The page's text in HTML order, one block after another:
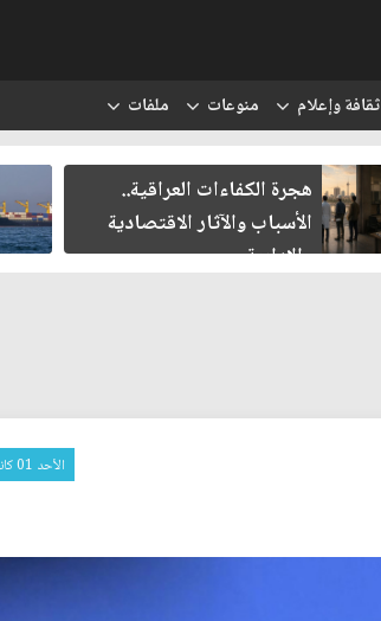
ثقافة وإعلام منوعات ملفات
هجرة الكفاءات العراقية..
الأسباب والآثار الاقتصادية
والإدارية
الأحد 01 كانون الأول 2019